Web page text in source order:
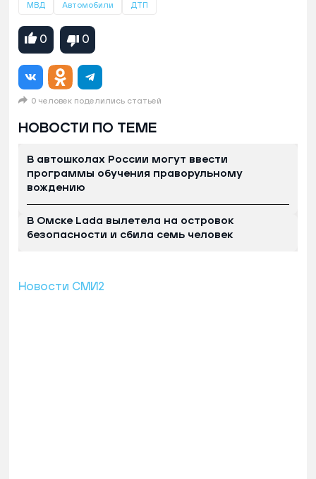
МВД Автомобили ДТП
0 0
0 человек поделились статьей
НОВОСТИ ПО ТЕМЕ
В автошколах России могут ввести
программы обучения праворульному
вождению
В Омске Lada вылетела на островок
безопасности и сбила семь человек
Новости СМИ2